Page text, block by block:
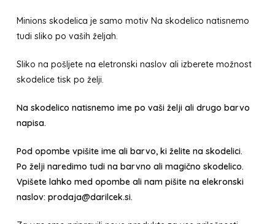
Minions skodelica je samo motiv Na skodelico natisnemo
tudi sliko po vaših željah.
Sliko na pošljete na eletronski naslov ali izberete možnost
skodelice tisk po želji.
Na skodelico natisnemo ime po vaši želji ali drugo barvo
napisa.
Pod opombe vpišite ime ali barvo, ki želite na skodelici.
Po želji naredimo tudi na barvno ali magično skodelico.
Vpišete lahko med opombe ali nam pišite na elekronski
naslov: prodaja@darilcek.si.